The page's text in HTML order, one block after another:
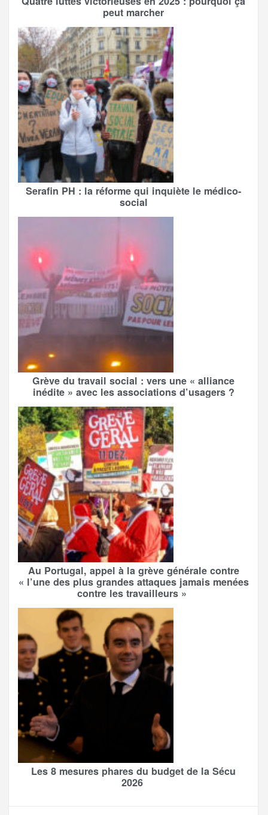
peut marcher
Serafin PH : la réforme qui inquiète le médico-
social
Grève du travail social : vers une « alliance
inédite » avec les associations d’usagers ?
Au Portugal, appel à la grève générale contre
« l’une des plus grandes attaques jamais menées
contre les travailleurs »
Les 8 mesures phares du budget de la Sécu
2026